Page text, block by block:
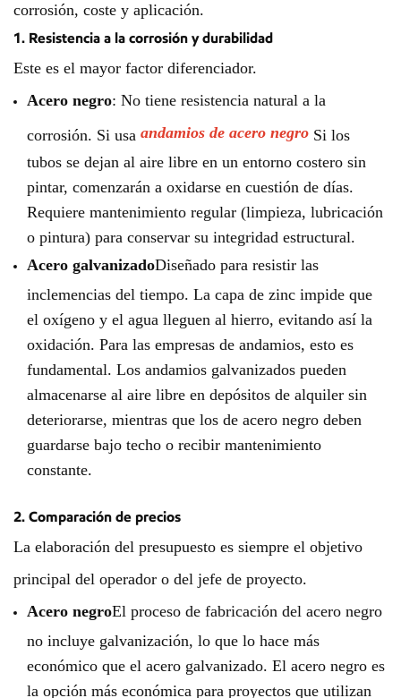
corrosión, coste y aplicación.
1. Resistencia a la corrosión y durabilidad
Este es el mayor factor diferenciador.
Acero negro: No tiene resistencia natural a la
corrosión. Si usa andamios de acero negro Si los
tubos se dejan al aire libre en un entorno costero sin
pintar, comenzarán a oxidarse en cuestión de días.
Requiere mantenimiento regular (limpieza, lubricación
o pintura) para conservar su integridad estructural.
Acero galvanizadoDiseñado para resistir las
inclemencias del tiempo. La capa de zinc impide que
el oxígeno y el agua lleguen al hierro, evitando así la
oxidación. Para las empresas de andamios, esto es
fundamental. Los andamios galvanizados pueden
almacenarse al aire libre en depósitos de alquiler sin
deteriorarse, mientras que los de acero negro deben
guardarse bajo techo o recibir mantenimiento
constante.
2. Comparación de precios
La elaboración del presupuesto es siempre el objetivo
principal del operador o del jefe de proyecto.
Acero negroEl proceso de fabricación del acero negro
no incluye galvanización, lo que lo hace más
económico que el acero galvanizado. El acero negro es
la opción más económica para proyectos que utilizan